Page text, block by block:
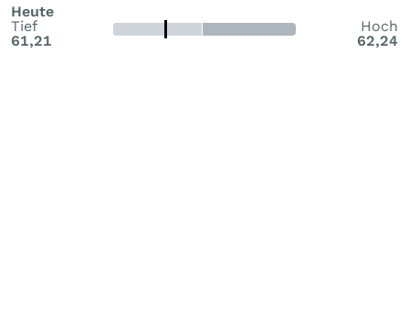
Heute
Tief
61,21
Hoch
62,24